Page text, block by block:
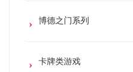
博德之门系列
卡牌类游戏